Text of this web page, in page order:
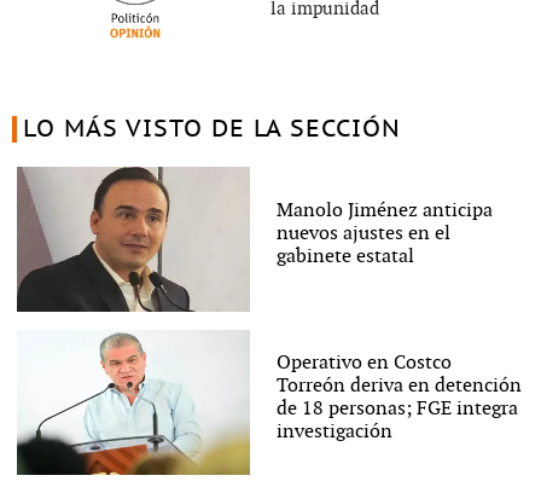
la impunidad
LO MÁS VISTO DE LA SECCIÓN
Manolo Jiménez anticipa
nuevos ajustes en el
gabinete estatal
Operativo en Costco
Torreón deriva en detención
de 18 personas; FGE integra
investigación